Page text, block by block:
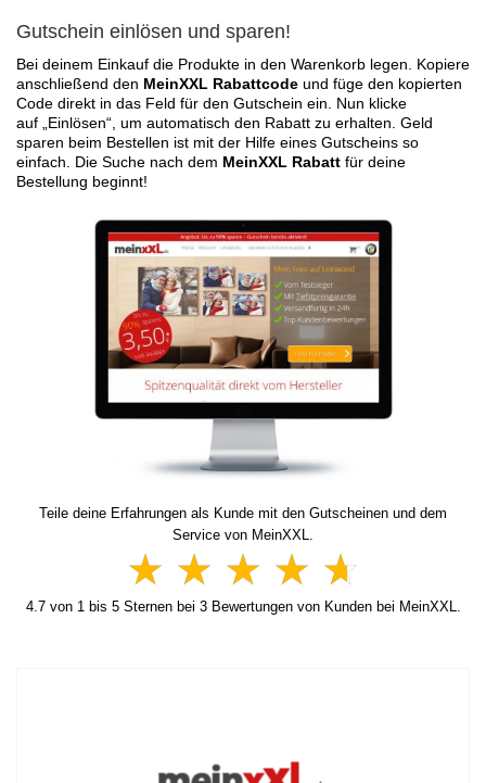
Gutschein einlösen und sparen!
Bei deinem Einkauf die Produkte in den Warenkorb legen. Kopiere
anschließend den MeinXXL Rabattcode und füge den kopierten
Code direkt in das Feld für den Gutschein ein. Nun klicke
auf „Einlösen“, um automatisch den Rabatt zu erhalten. Geld
sparen beim Bestellen ist mit der Hilfe eines Gutscheins so
einfach. Die Suche nach dem MeinXXL Rabatt für deine
Bestellung beginnt!
Teile deine Erfahrungen als Kunde mit den Gutscheinen und dem
Service von MeinXXL.
4.7von 1bis 5Sternen bei 3Bewertungen von Kunden bei MeinXXL.